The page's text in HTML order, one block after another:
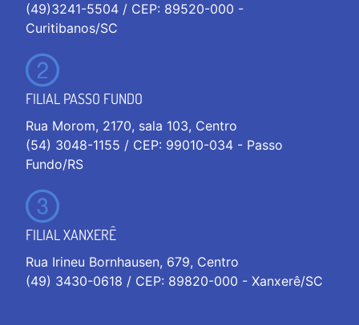
(49)3241-5504 / CEP: 89520-000 -
Curitibanos/SC
FILIAL PASSO FUNDO
Rua Morom, 2170, sala 103, Centro
(54) 3048-1155 / CEP: 99010-034 - Passo
Fundo/RS
FILIAL XANXERÊ
Rua Irineu Bornhausen, 679, Centro
(49) 3430-0618 / CEP: 89820-000 - Xanxerê/SC